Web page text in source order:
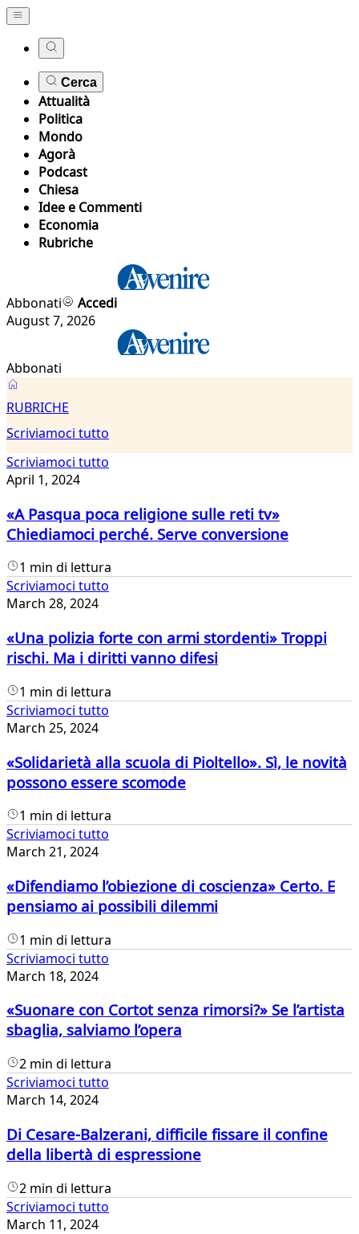
Cerca
Attualità
Politica
Mondo
Agorà
Podcast
Chiesa
Idee e Commenti
Economia
Rubriche
Abbonati
Accedi
August 7, 2026
Abbonati
Scriviamoci
tutto
RUBRICHE
Scriviamoci tutto
Scriviamoci tutto
April 1, 2024
«A Pasqua poca religione sulle reti tv»
Chiediamoci perché. Serve conversione
1 min di lettura
Scriviamoci tutto
March 28, 2024
«Una polizia forte con armi stordenti» Troppi
rischi. Ma i diritti vanno difesi
1 min di lettura
Scriviamoci tutto
March 25, 2024
«Solidarietà alla scuola di Pioltello». Sì, le novità
possono essere scomode
1 min di lettura
Scriviamoci tutto
March 21, 2024
«Difendiamo l’obiezione di coscienza» Certo. E
pensiamo ai possibili dilemmi
1 min di lettura
Scriviamoci tutto
March 18, 2024
«Suonare con Cortot senza rimorsi?» Se l’artista
sbaglia, salviamo l’opera
2 min di lettura
Scriviamoci tutto
March 14, 2024
Di Cesare-Balzerani, difficile fissare il confine
della libertà di espressione
2 min di lettura
Scriviamoci tutto
March 11, 2024